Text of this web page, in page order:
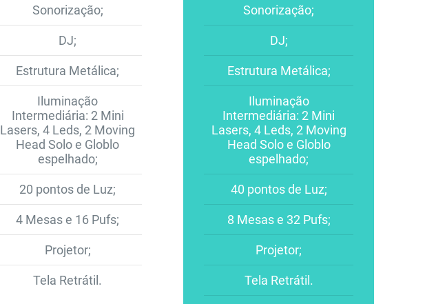
Sonorização;
DJ;
Estrutura Metálica;
Iluminação
Intermediária: 2 Mini
Lasers, 4 Leds, 2 Moving
Head Solo e Globlo
espelhado;
20 pontos de Luz;
4 Mesas e 16 Pufs;
Projetor;
Tela Retrátil.
Sonorização;
DJ;
Estrutura Metálica;
Iluminação
Intermediária: 2 Mini
Lasers, 4 Leds, 2 Moving
Head Solo e Globlo
espelhado;
40 pontos de Luz;
8 Mesas e 32 Pufs;
Projetor;
Tela Retrátil.